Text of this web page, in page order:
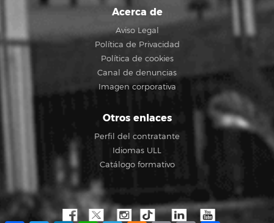
Acerca de
Aviso Legal
Política de Privacidad
Política de cookies
Canal de denuncias
Imagen corporativa
Otros enlaces
Perfil del contratante
Idiomas ULL
Catálogo formativo